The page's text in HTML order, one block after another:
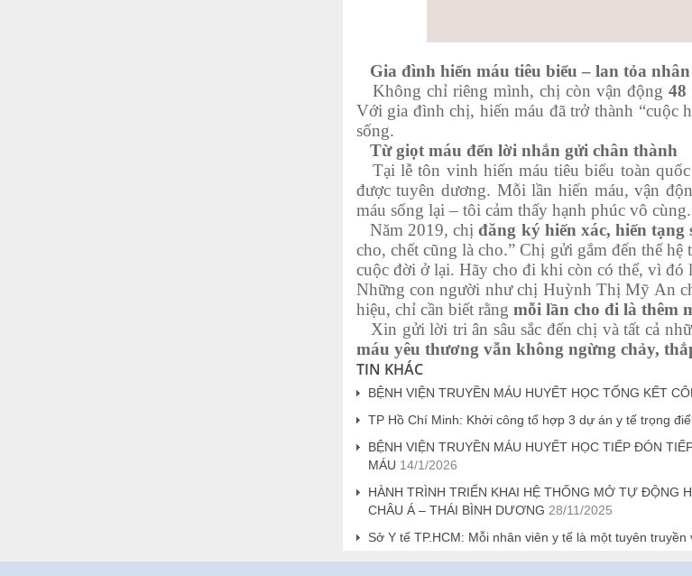
Gia đình hiến máu tiêu biểu – lan tỏa
Không chỉ riêng mình, chị còn vận động 48
Với gia đình chị, hiến máu đã trở thành “cuộc
sống.
Từ giọt máu đến lời nhắn gửi chân thành
Tại lễ tôn vinh hiến máu tiêu biểu toàn
được tuyên dương. Mỗi lần hiến máu, vận
máu sống lại – tôi cảm thấy hạnh phúc vô
Năm 2019, chịđăng ký hiến xác, hiến
cho, chết cũng là cho.” Chị gửi gắm đến thế
cuộc đời ở lại. Hãy cho đi khi còn có thể, vì đó
Những con người như chị Huỳnh Thị Mỹ An
hiệu, chỉ cần biết rằng mỗi lần cho đi là thêm
Xin gửi lời tri ân sâu sắc đến chị và tất cả
máu yêu thương vẫn không ngừng chảy,
TIN KHÁC
BỆNH VIỆN TRUYỀN MÁU HUYẾT HỌC TỔNG KẾT
TP Hồ Chí Minh: Khởi công tổ hợp 3 dự án y tế trọng
BỆNH VIỆN TRUYỀN MÁU HUYẾT HỌC TIẾP ĐÓN
MÁU 14/1/2026
HÀNH TRÌNH TRIỂN KHAI HỆ THỐNG MỞ TỰ ĐỘNG
CHÂU Á – THÁI BÌNH DƯƠNG 28/11/2025
Sở Y tế TP.HCM: Mỗi nhân viên y tế là một tuyên